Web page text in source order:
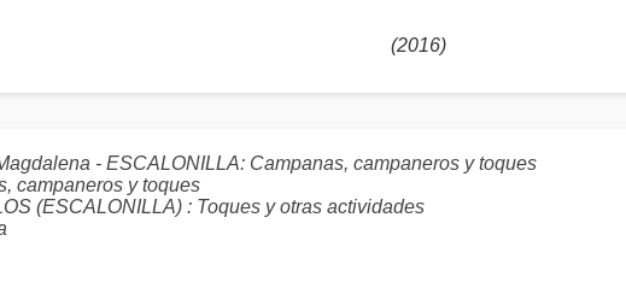
(2016)
- ESCALONILLA: Campanas, campaneros y toques
campaneros y toques
(ESCALONILLA) : Toques y otras actividades